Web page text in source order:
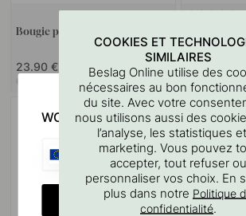
+ PARFUMS
Bougie parfumée - Dew - 150g
23.90 €
Boîte de
6.80 €
En stock
COOKIES ET
SIMILAIRES
Beslag Online utilise des
nécessaires au bon
du site. Avec votre
nous utilisons aussi des
l’analyse, les statistiques
marketing. Vous pouvez
accepter, tout refuser ou
personnaliser vos choix. En
plus dans notre Politique
confidentialité.
WOULD YOU RATHER VISIT?
CHANGE COUNTRY